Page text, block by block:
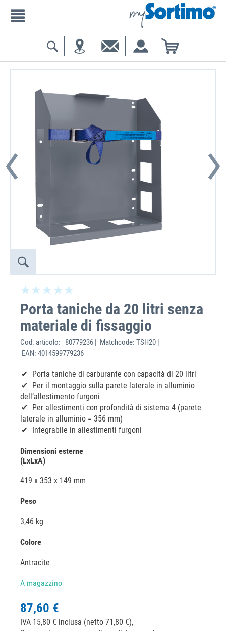
Porta taniche da 20 litri senza
materiale di fissaggio
Cod. articolo:
80779236 | Matchcode: TSH20 |
EAN: 4014599779236
Porta taniche di carburante con capacità di 20 litri
Per il montaggio sulla parete laterale in alluminio
dell’allestimento furgoni
Per allestimenti con profondità di sistema 4 (parete
laterale in alluminio = 356 mm)
Integrabile in allestimenti furgoni
Dimensioni esterne
(LxLxA)
419 x 353 x 149 mm
Peso
3,46 kg
Colore
Antracite
A magazzino
87,60 €
IVA 15,80 € inclusa (netto 71,80 €),